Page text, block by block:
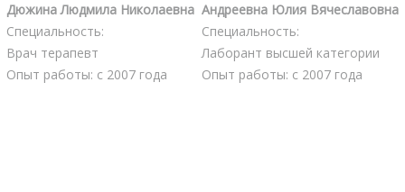
Дюжина Людмила Николаевна
Специальность:
Врач терапевт
Опыт работы: с 2007 года
Андреевна Юлия Вячеславовна
Специальность:
Лаборант высшей категории
Опыт работы: с 2007 года